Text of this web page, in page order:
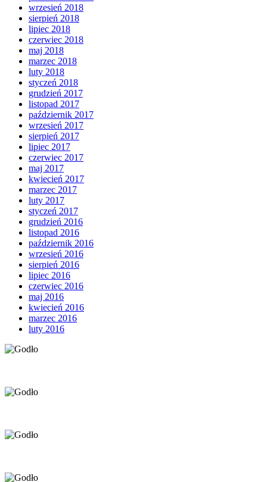
wrzesień 2018
sierpień 2018
lipiec 2018
czerwiec 2018
maj 2018
marzec 2018
luty 2018
styczeń 2018
grudzień 2017
listopad 2017
październik 2017
wrzesień 2017
sierpień 2017
lipiec 2017
czerwiec 2017
maj 2017
kwiecień 2017
marzec 2017
luty 2017
styczeń 2017
grudzień 2016
listopad 2016
październik 2016
wrzesień 2016
sierpień 2016
lipiec 2016
czerwiec 2016
maj 2016
kwiecień 2016
marzec 2016
luty 2016